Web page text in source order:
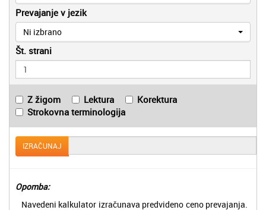
Prevajanje v jezik
Ni izbrano
Št. strani
Z žigom Lektura
Korektura
Strokovna terminologija
IZRAČUNAJ
Opomba:
Navedeni kalkulator izračunava predvideno ceno prevajanja.